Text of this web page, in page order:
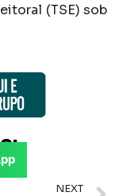
(TSE) sob
NEXT